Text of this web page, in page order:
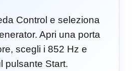
Control e seleziona
Apri una porta
scegli i 852 Hz e
pulsante Start.